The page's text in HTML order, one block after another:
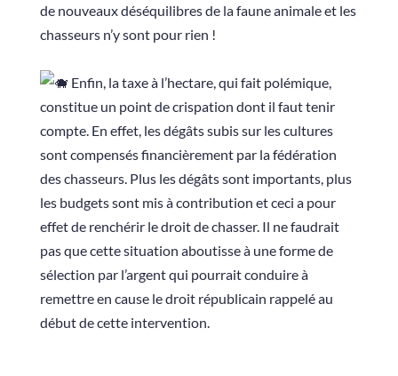
de nouveaux déséquilibres de la faune animale et les
chasseurs n’y sont pour rien !
Enfin, la taxe à l’hectare, qui fait polémique,
constitue un point de crispation dont il faut tenir
compte. En effet, les dégâts subis sur les cultures
sont compensés financièrement par la fédération
des chasseurs. Plus les dégâts sont importants, plus
les budgets sont mis à contribution et ceci a pour
effet de renchérir le droit de chasser. Il ne faudrait
pas que cette situation aboutisse à une forme de
sélection par l’argent qui pourrait conduire à
remettre en cause le droit républicain rappelé au
début de cette intervention.